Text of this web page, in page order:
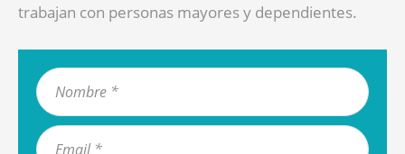
trabajan con personas mayores y dependientes.